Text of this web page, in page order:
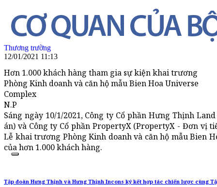
Thương trường
12/01/2021 11:13
Hơn 1.000 khách hàng tham gia sự kiện khai trương
Phòng Kinh doanh và căn hộ mẫu Bien Hoa Universe
Complex
N.P
Sáng ngày 10/1/2021, Công ty Cổ phần Hưng Thịnh
án) và Công ty Cổ phần PropertyX (PropertyX - Đơn vị
Lễ khai trương Phòng Kinh doanh và căn hộ mẫu Bien
của hơn 1.000 khách hàng.
Tập đoàn Hưng Thịnh và Hưng Thịnh Incons ký kết hợp tác chiến lược cùng